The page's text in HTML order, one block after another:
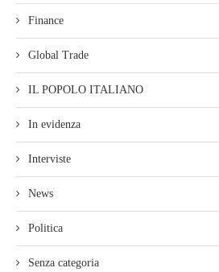
Finance
Global Trade
IL POPOLO ITALIANO
In evidenza
Interviste
News
Politica
Senza categoria